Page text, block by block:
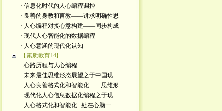
· 信息化时代的人心编程调控
· 良善的身教和言教——讲求明确性思
· 人心编程对接心意构建——同步构成
· 现代人心智能化的数据编程
· 人心意涵的现代化认知
【素质教育14】
· 心路历程与人心编程
· 未来最佳思维形态展望之于中国现
· 人心良善格式化和智能化——思维形
· 现代化人心信息数据化编程之于现
· 人心格式化和智能化--处在心脑一